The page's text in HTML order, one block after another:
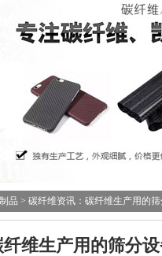
品 > 碳纤维资讯：碳纤维生产用的
维生产用的筛分